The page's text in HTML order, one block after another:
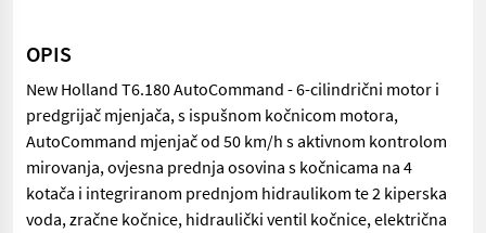
OPIS
New Holland T6.180 AutoCommand - 6-cilindrični motor i
predgrijač mjenjača, s ispušnom kočnicom motora,
AutoCommand mjenjač od 50 km/h s aktivnom kontrolom
mirovanja, ovjesna prednja osovina s kočnicama na 4
kotača i integriranom prednjom hidraulikom te 2 kiperska
voda, zračne kočnice, hidraulički ventil kočnice, električna